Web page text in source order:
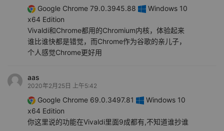
Google Chrome 79.0.3945.88
Windows 10
x64 Edition
Vivaldi和Chrome都用的Chromium内核，体验起来
谁比谁快都是错觉，而Chrome作为谷歌的亲儿子，
个人感觉Chrome更好用
aas
2020年2月25日 上午5:42
Google Chrome 69.0.3497.81
Windows 10
x64 Edition
你这里说的功能在Vivaldi里面9成都有,不知道谁抄谁